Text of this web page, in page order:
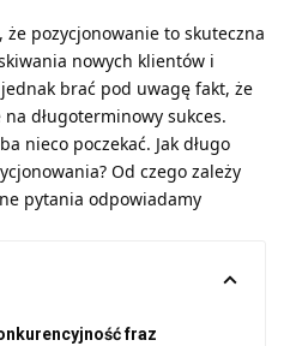
pozycjonowanie to skuteczna
nowych klientów i
brać pod uwagę fakt, że
długoterminowy sukces.
nieco poczekać. Jak długo
Od czego zależy
pytania odpowiadamy
fraz